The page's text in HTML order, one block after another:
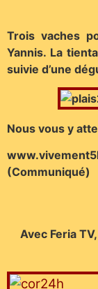
Trois vaches
Yannis. La
suivie d’une
Nous vous y
(Communiqué)
Avec Feria